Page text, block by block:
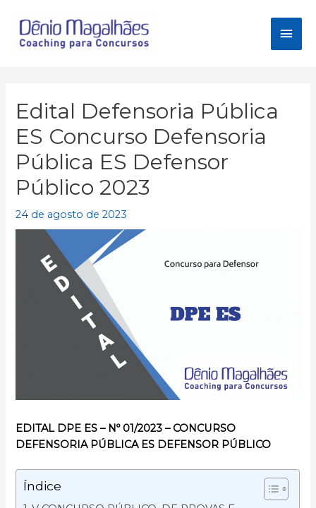
para
Edital Defensoria Pública
ES Concurso Defensoria
Pública ES Defensor
Público 2023
24 de agosto de 2023
EDITAL DPE ES – Nº 01/2023 – CONCURSO
DEFENSORIA PÚBLICA ES DEFENSOR PÚBLICO
Índice